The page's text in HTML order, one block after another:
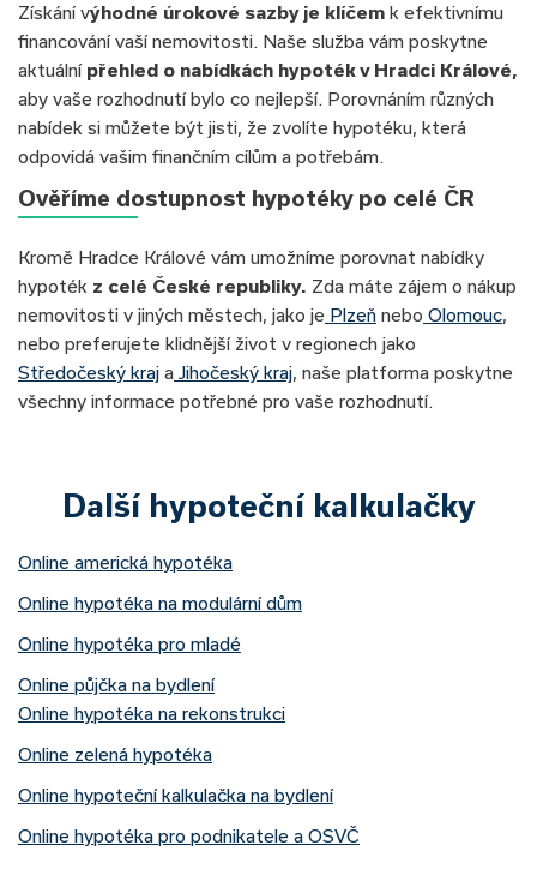
Získání výhodné úrokové sazby je klíčem k efektivnímu
financování vaší nemovitosti. Naše služba vám poskytne
aktuální přehled o nabídkách hypoték v Hradci Králové,
aby vaše rozhodnutí bylo co nejlepší. Porovnáním různých
nabídek si můžete být jisti, že zvolíte hypotéku, která
odpovídá vašim finančním cílům a potřebám.
Ověříme dostupnost hypotéky po celé ČR
Kromě Hradce Králové vám umožníme porovnat nabídky
hypoték z celé České republiky. Zda máte zájem o nákup
nemovitosti v jiných městech, jako je Plzeň nebo Olomouc,
nebo preferujete klidnější život v regionech jako
Středočeský kraj a Jihočeský kraj, naše platforma poskytne
všechny informace potřebné pro vaše rozhodnutí.
Další hypoteční kalkulačky
Online americká hypotéka
Online hypotéka na modulární dům
Online hypotéka pro mladé
Online půjčka na bydlení
Online hypotéka na rekonstrukci
Online zelená hypotéka
Online hypoteční kalkulačka na bydlení
Online hypotéka pro podnikatele a OSVČ